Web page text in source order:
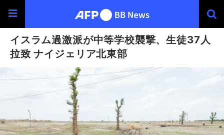
イスラム過激派が中等学校襲撃、生徒37人
拉致 ナイジェリア北東部